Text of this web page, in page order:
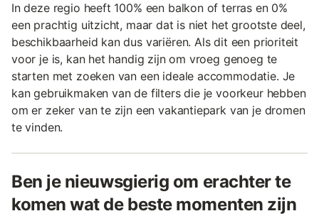
In deze regio heeft 100% een balkon of terras en 0%
een prachtig uitzicht, maar dat is niet het grootste deel,
beschikbaarheid kan dus variëren. Als dit een prioriteit
voor je is, kan het handig zijn om vroeg genoeg te
starten met zoeken van een ideale accommodatie. Je
kan gebruikmaken van de filters die je voorkeur hebben
om er zeker van te zijn een vakantiepark van je dromen
te vinden.
Ben je nieuwsgierig om erachter te
komen wat de beste momenten zijn